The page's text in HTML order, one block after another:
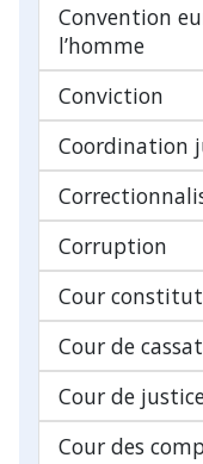
Convention
l’homme
Conviction
Coordination
Corruption
Cour
Cour de
Cour de
Cour des